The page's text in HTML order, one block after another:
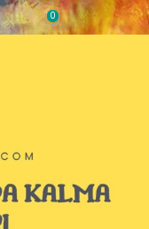
2021 0